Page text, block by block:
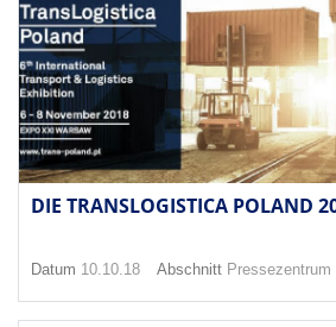
DIE TRANSLOGISTICA POLAND
Datum 10.10.18 Abschnitt Pressezentrum